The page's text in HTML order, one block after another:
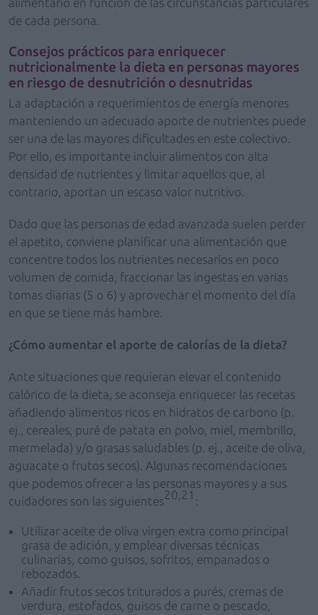
de cada persona.
Consejos prácticos para enriquecer
nutricionalmente la dieta en personas mayores
en riesgo de desnutrición o desnutridas
La adaptación a requerimientos de energía menores
manteniendo un adecuado aporte de nutrientes puede
ser una de las mayores dificultades en este colectivo.
Por ello, es importante incluir alimentos con alta
densidad de nutrientes y limitar aquellos que, al
contrario, aportan un escaso valor nutritivo.
Dado que las personas de edad avanzada suelen perder
el apetito, conviene planificar una alimentación que
concentre todos los nutrientes necesarios en poco
volumen de comida, fraccionar las ingestas en varias
tomas diarias (5 o 6) y aprovechar el momento del día
en que se tiene más hambre.
¿Cómo aumentar el aporte de calorías de la dieta?
Ante situaciones que requieran elevar el contenido
calórico de la dieta, se aconseja enriquecer las recetas
añadiendo alimentos ricos en hidratos de carbono (p.
ej., cereales, puré de patata en polvo, miel, membrillo,
mermelada) y/o grasas saludables (p. ej., aceite de oliva,
aguacate o frutos secos). Algunas recomendaciones
que podemos ofrecer a las personas mayores y a sus
cuidadores son las siguientes20,21 :
Utilizar aceite de oliva virgen extra como principal
grasa de adición, y emplear diversas técnicas
culinarias, como guisos, sofritos, empanados o
rebozados.
Añadir frutos secos triturados a purés, cremas de
verdura, estofados, guisos de carne o pescado,